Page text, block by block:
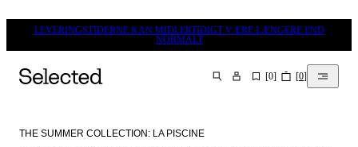
LEVERINGSTIDERNE KAN MIDLERTIDIGT VÆRE LÆNGERE END
NORMALT
SØG [0] [0]
THE SUMMER COLLECTION: LA PISCINE